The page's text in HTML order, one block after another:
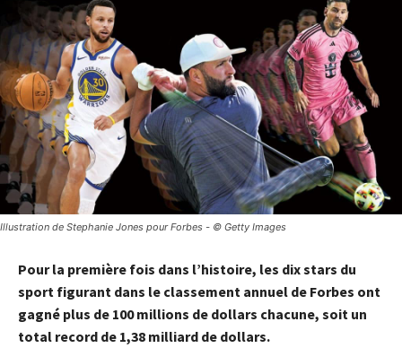
Illustration de Stephanie Jones pour Forbes - © Getty Images
Pour la première fois dans l’histoire, les dix stars du
sport figurant dans le classement annuel de Forbes ont
gagné plus de 100 millions de dollars chacune, soit un
total record de 1,38 milliard de dollars.